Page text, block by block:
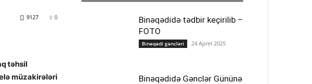
0
9127
təhsil
müzakirələri
Binəqədidə tədbir keçirilib –
FOTO
Binəqədi gəncləri 24 Aprel 2025
Binəqədidə Gənclər Gününə